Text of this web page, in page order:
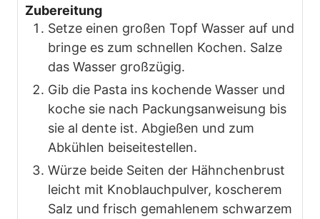
Zubereitung
Setze einen großen Topf Wasser auf und
bringe es zum schnellen Kochen. Salze
das Wasser großzügig.
Gib die Pasta ins kochende Wasser und
koche sie nach Packungsanweisung bis
sie al dente ist. Abgießen und zum
Abkühlen beiseitestellen.
Würze beide Seiten der Hähnchenbrust
leicht mit Knoblauchpulver, koscherem
Salz und frisch gemahlenem schwarzem